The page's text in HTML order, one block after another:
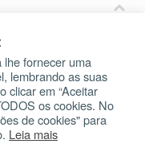
lhe fornecer uma
lembrando as suas
clicar em “Aceitar
os cookies. No
de cookies" para
Leia mais
Canal do Youtube